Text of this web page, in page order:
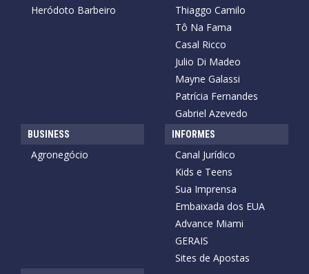
Heródoto Barbeiro
Thiaggo Camilo
Tô Na Fama
Casal Ricco
Julio Di Madeo
Mayne Galassi
Patrícia Fernandes
Gabriel Azevedo
BUSINESS
Agronegócio
INFORMES
Canal Jurídico
Kids e Teens
Sua Imprensa
Embaixada dos EUA
Advance Miami
GERAIS
Sites de Apostas